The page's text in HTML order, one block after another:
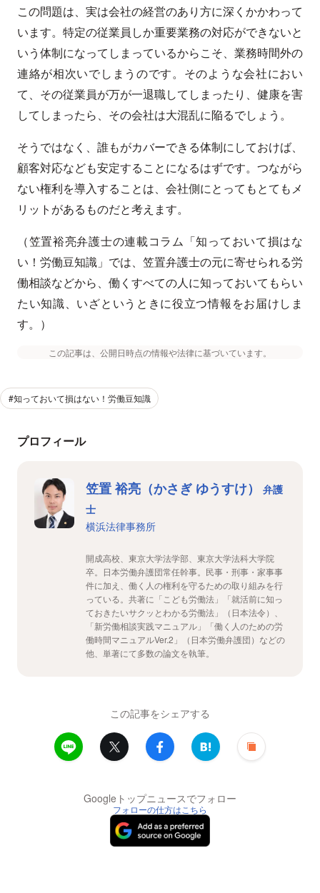
この問題は、実は会社の経営のあり方に深くかかわって
います。特定の従業員しか重要業務の対応ができないと
いう体制になってしまっているからこそ、業務時間外の
連絡が相次いでしまうのです。そのような会社におい
て、その従業員が万が一退職してしまったり、健康を害
してしまったら、その会社は大混乱に陥るでしょう。
そうではなく、誰もがカバーできる体制にしておけば、
顧客対応なども安定することになるはずです。つながら
ない権利を導入することは、会社側にとってもとてもメ
リットがあるものだと考えます。
（笠置裕亮弁護士の連載コラム「知っておいて損はな
い！労働豆知識」では、笠置弁護士の元に寄せられる労
働相談などから、働くすべての人に知っておいてもらい
たい知識、いざというときに役立つ情報をお届けしま
す。）
この記事は、公開日時点の情報や法律に基づいています。
#知っておいて損はない！労働豆知識
プロフィール
笠置 裕亮（かさぎ ゆうすけ）
弁護
士
横浜法律事務所
開成高校、東京大学法学部、東京大学法科大学院
卒。日本労働弁護団常任幹事。民事・刑事・家事事
件に加え、働く人の権利を守るための取り組みを行
っている。共著に「こども労働法」「就活前に知っ
ておきたいサクッとわかる労働法」（日本法令）、
「新労働相談実践マニュアル」「働く人のための労
働時間マニュアルVer.2」（日本労働弁護団）などの
他、単著にて多数の論文を執筆。
この記事をシェアする
Googleトップニュースでフォロー
フォローの仕方はこちら